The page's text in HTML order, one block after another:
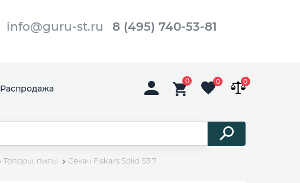
info@guru-st.ru 8 (495) 740-53-81
Распродажа
0 0 0
Топоры, пилы Секач Fiskars Solid S3 7